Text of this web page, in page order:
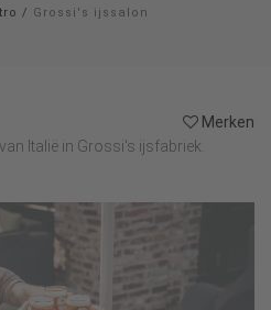
/ Grossi's ijssalon
Merken
Italië in Grossi's ijsfabriek.